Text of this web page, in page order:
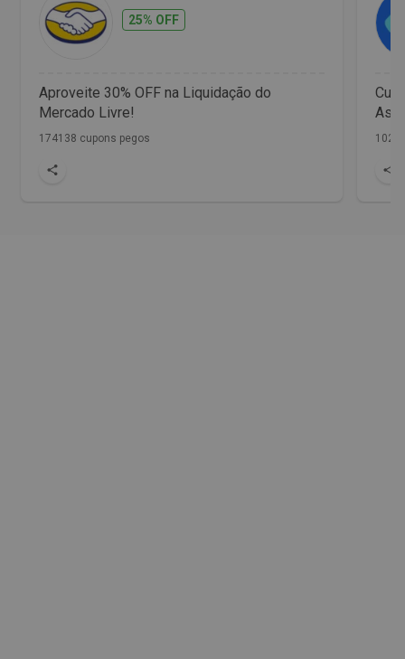
25% OFF
Aproveite 30% OFF na Liquidação do
Mercado Livre!
174138 cupons pegos 1029